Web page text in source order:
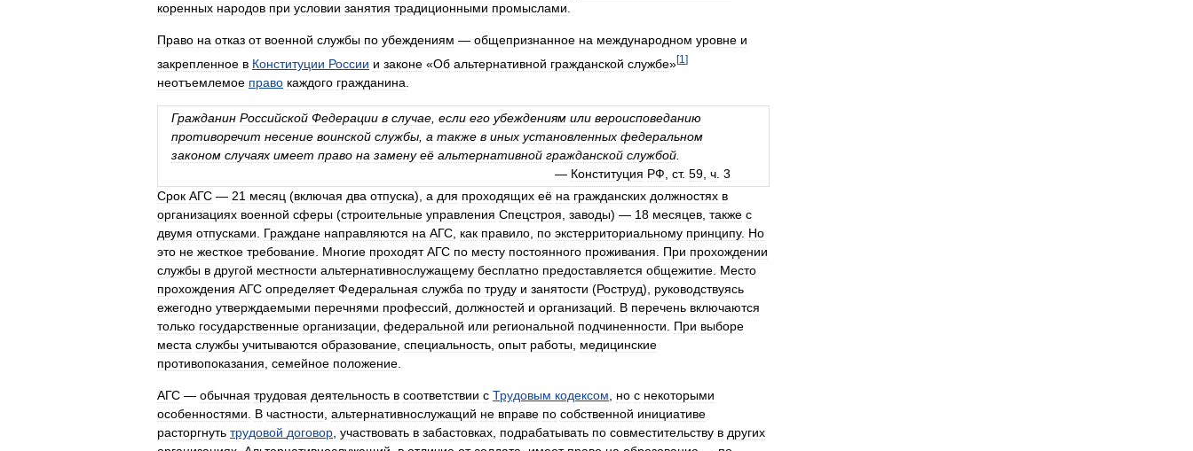
коренных народов при условии занятия традиционными промыслами
Право на отказ от военной службы по убеждениям — общепризнанное на международном уровне и
закрепленное в Конституции России и законе «Об альтернативной гражданской службе»[1 ]
неотъемлемое право каждого гражданина
Гражданин Российской Федерации в случае если его убеждениям или вероисповеданию
противоречит несение воинской службы а также в иных установленных федеральном
законом случаях имеет право на замену её альтернативной гражданской службой
— Конституция РФ ст. 59 ч 3
Срок АГС — 21 месяц (включая два отпуска), а для проходящих её на гражданских должностях в
организациях военной сферы (строительные управления Спецстроя заводы) — 18 месяцев также с
двумя отпусками Граждане направляются на АГС как правило по экстерриториальному принципу. Но
это не жесткое требование Многие проходят АГС по месту постоянного проживания При прохождении
службы в другой местности альтернативнослужащему бесплатно предоставляется общежитие Место
прохождения АГС определяет Федеральная служба по труду и занятости (Роструд), руководствуясь
ежегодно утверждаемыми перечнями профессий должностей и организаций В перечень включаются
только государственные организации федеральной или региональной подчиненности При выборе
места службы учитываются образование специальность опыт работы медицинские
противопоказания семейное положение
АГС — обычная трудовая деятельность в соответствии с Трудовым кодексом но с некоторыми
особенностями
В частности альтернативнослужащий не вправе по собственной инициативе
расторгнуть трудовой договор участвовать в забастовках подрабатывать по совместительству в других